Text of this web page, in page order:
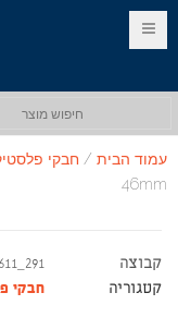
עמוד הבית / חבקי
46mm
קבוצה
291_101722611
קטגוריה
חבקי